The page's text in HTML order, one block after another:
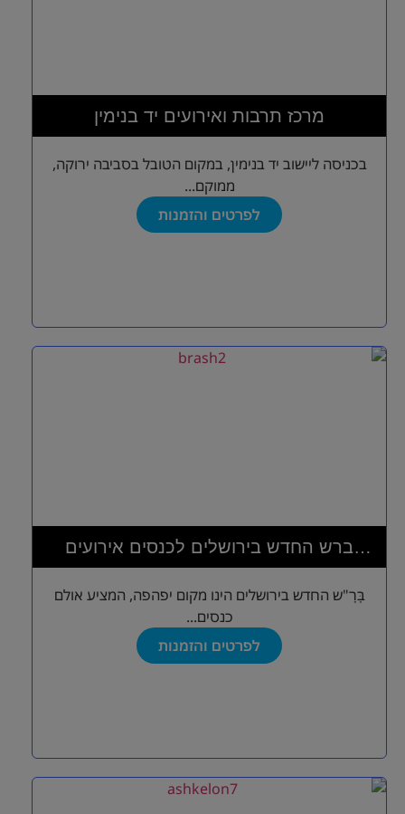
מרכז תרבות ואירועים יד בנימין
בכניסה ליישוב יד בנימין, במקום הטובל בסביבה ירוקה,
ממוקם...
לפרטים והזמנות
ברש החדש בירושלים לכנסים אירועים
השתלמויות וסדנאות
בָּרָ"ש החדש בירושלים הינו מקום יפהפה, המציע אולם
כנסים...
לפרטים והזמנות